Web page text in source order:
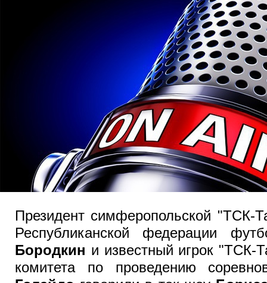
Президент симферопольской "ТСК-
Республиканской федерации
Бородкин и известный игрок "ТСК-
комитета по проведению